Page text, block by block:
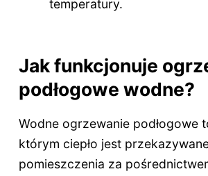
temperatury.
Jak funkcjonuje
podłogowe wodne?
Wodne ogrzewanie podłogowe
którym ciepło jest
pomieszczenia za